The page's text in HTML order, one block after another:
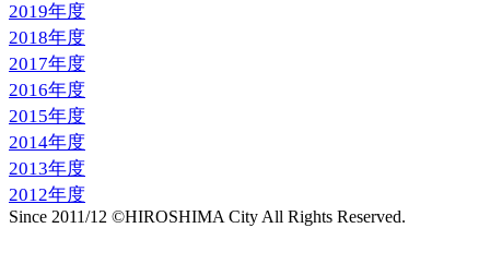
2019年度
2018年度
2017年度
2016年度
2015年度
2014年度
2013年度
2012年度
Since 2011/12 ©HIROSHIMA City All Rights Reserved.